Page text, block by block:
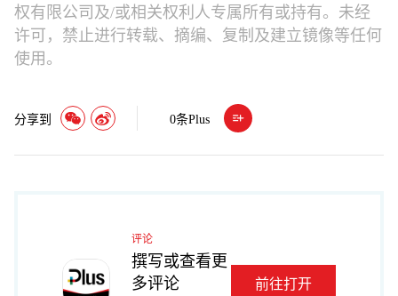
权有限公司及/或相关权利人专属所有或持有。未经
许可，禁止进行转载、摘编、复制及建立镜像等任何
使用。
分享到 0条Plus
评论
撰写或查看更
多评论
前往打开